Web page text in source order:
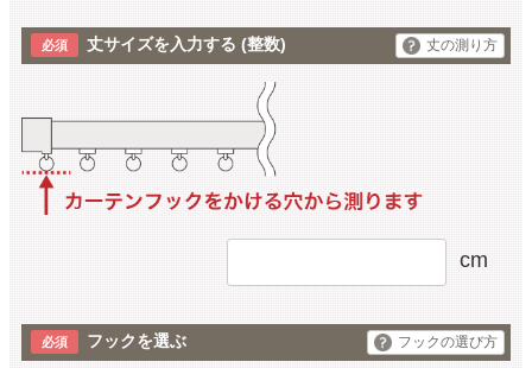
丈サイズを入力する (整数) 丈の測り方
cm
フックを選ぶ フックの選び方